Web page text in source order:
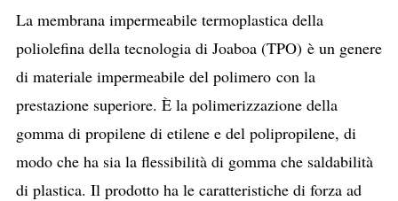
La membrana impermeabile termoplastica della
poliolefina della tecnologia di Joaboa (TPO) è un genere
di materiale impermeabile del polimero con la
prestazione superiore. È la polimerizzazione della
gomma di propilene di etilene e del polipropilene, di
modo che ha sia la flessibilità di gomma che saldabilità
di plastica. Il prodotto ha le caratteristiche di forza ad